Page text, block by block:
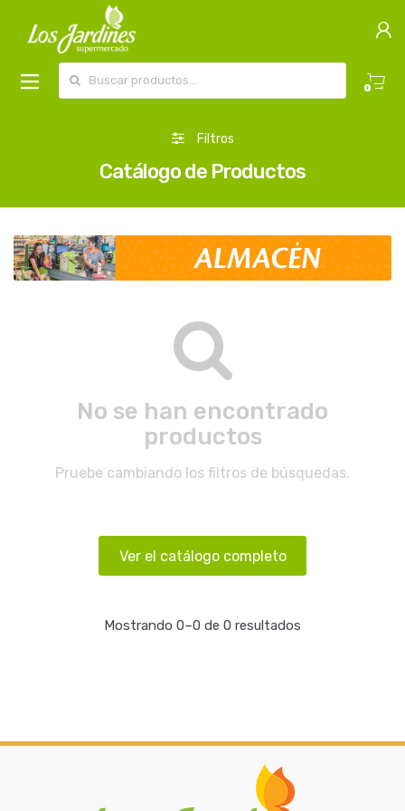
0
Filtros
Catálogo de Productos
No se han encontrado
productos
Pruebe cambiando los filtros de búsquedas.
Ver el catálogo completo
Mostrando 0–0 de 0 resultados